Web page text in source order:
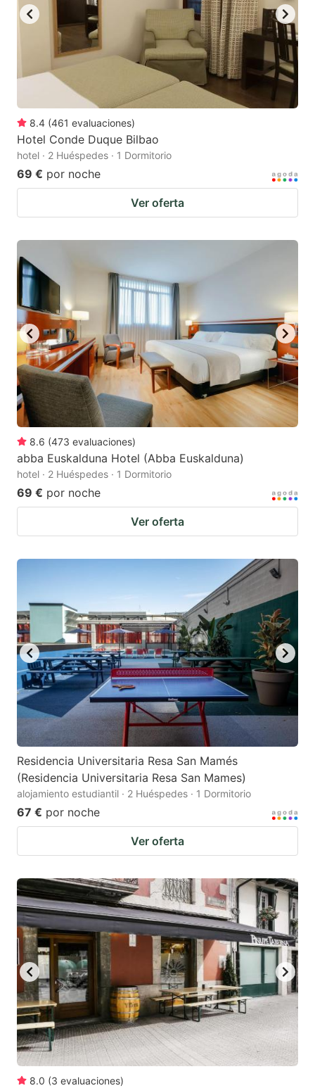
the
keyboard
shortcuts
for
changing
dates.
get
the
keyboard
shortcuts
for
8.4 (461 evaluaciones)
Hotel Conde Duque Bilbao
hotel · 2 Huéspedes · 1 Dormitorio
69 € por noche
Ver oferta
8.6 (473 evaluaciones)
abba Euskalduna Hotel (Abba Euskalduna)
hotel · 2 Huéspedes · 1 Dormitorio
69 € por noche
Ver oferta
Residencia Universitaria Resa San Mamés
(Residencia Universitaria Resa San Mames)
alojamiento estudiantil · 2 Huéspedes · 1 Dormitorio
67 € por noche
Ver oferta
8.0 (3 evaluaciones)